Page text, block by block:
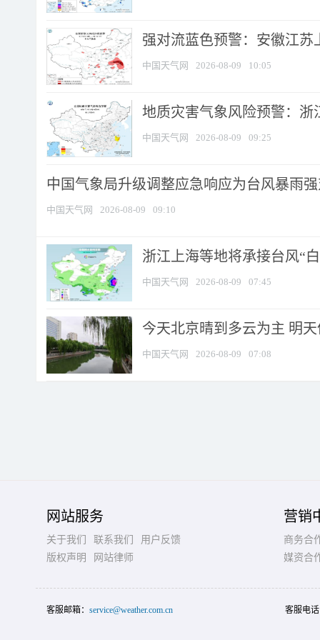
强对流蓝色预警：安徽江苏
中国天气网 2026-08-09 10:05
地质灾害气象风险预警：浙
中国天气网 2026-08-09 09:25
中国气象局升级调整应急响应为台风暴雨
中国天气网 2026-08-09 09:10
浙江上海等地将承接台风“
中国天气网 2026-08-09 07:45
今天北京晴到多云为主 明
中国天气网 2026-08-09 07:08
网站服务
关于我们 联系我们
用户反馈
版权声明
网站律师
营销
商务合
媒资合
客服邮箱： service@weather.com.cn 客服电